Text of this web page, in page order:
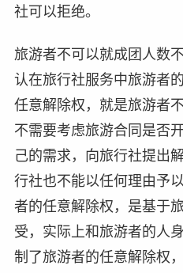
社可以拒绝。
旅游者不可以就成团人数
认在旅行社服务中旅游者
任意解除权，就是旅游者
不需要考虑旅游合同是否
己的需求，向旅行社提出
行社也不能以任何理由予
者的任意解除权，是基于
受，实际上和旅游者的人
制了旅游者的任意解除权